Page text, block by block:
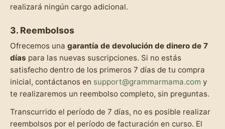
realizará ningún cargo adicional.
3. Reembolsos
Ofrecemos una garantía de devolución de dinero de 7
días para las nuevas suscripciones. Si no estás
satisfecho dentro de los primeros 7 días de tu compra
inicial, contáctanos en support@grammarmama.com y
te realizaremos un reembolso completo, sin preguntas.
Transcurrido el período de 7 días, no es posible realizar
reembolsos por el período de facturación en curso. El